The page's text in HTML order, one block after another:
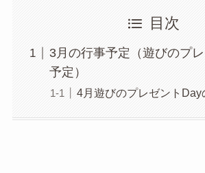
目次
3月の行事予定（遊びのプ
予定）
4月遊びのプレゼントDay